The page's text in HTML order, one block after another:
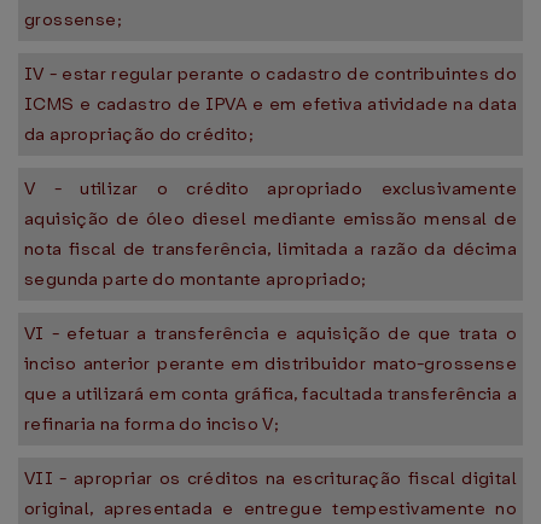
grossense;
IV - estar regular perante o cadastro de contribuintes do
ICMS e cadastro de IPVA e em efetiva atividade na data
da apropriação do crédito;
V - utilizar o crédito apropriado exclusivamente
aquisição de óleo diesel mediante emissão mensal de
nota fiscal de transferência, limitada a razão da décima
segunda parte do montante apropriado;
VI - efetuar a transferência e aquisição de que trata o
inciso anterior perante em distribuidor mato-grossense
que a utilizará em conta gráfica, facultada transferência a
refinaria na forma do inciso V;
VII - apropriar os créditos na escrituração fiscal digital
original, apresentada e entregue tempestivamente no